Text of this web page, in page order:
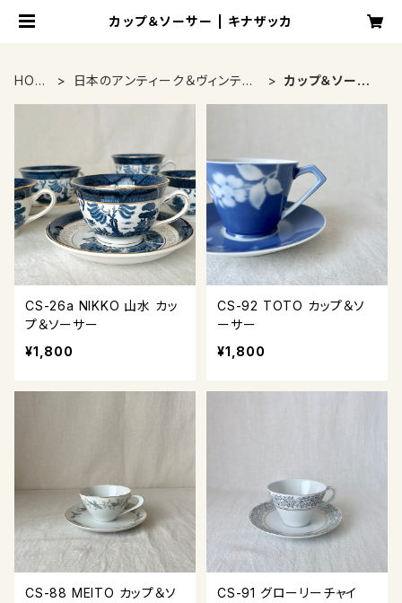
カップ＆ソーサー | キナザッカ
HOM
日本のアンティーク＆ヴィンテー
カップ＆ソーサ
CS-26a NIKKO 山水 カッ
プ＆ソーサー
¥1,800
CS-92 TOTO カップ＆ソ
ーサー
¥1,800
CS-88 MEITO カップ＆ソ
CS-91 グローリーチャイ